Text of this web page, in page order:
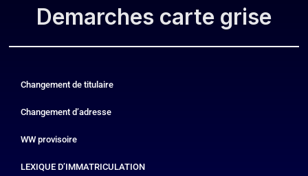
Demarches carte grise
Changement de titulaire
Changement d’adresse
WW provisoire
LEXIQUE D’IMMATRICULATION